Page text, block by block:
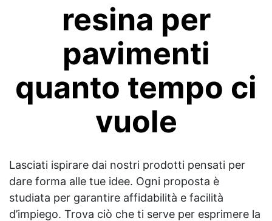
resina per
pavimenti
quanto tempo ci
vuole
Lasciati ispirare dai nostri prodotti pensati per
dare forma alle tue idee. Ogni proposta è
studiata per garantire affidabilità e facilità
d’impiego. Trova ciò che ti serve per esprimere la